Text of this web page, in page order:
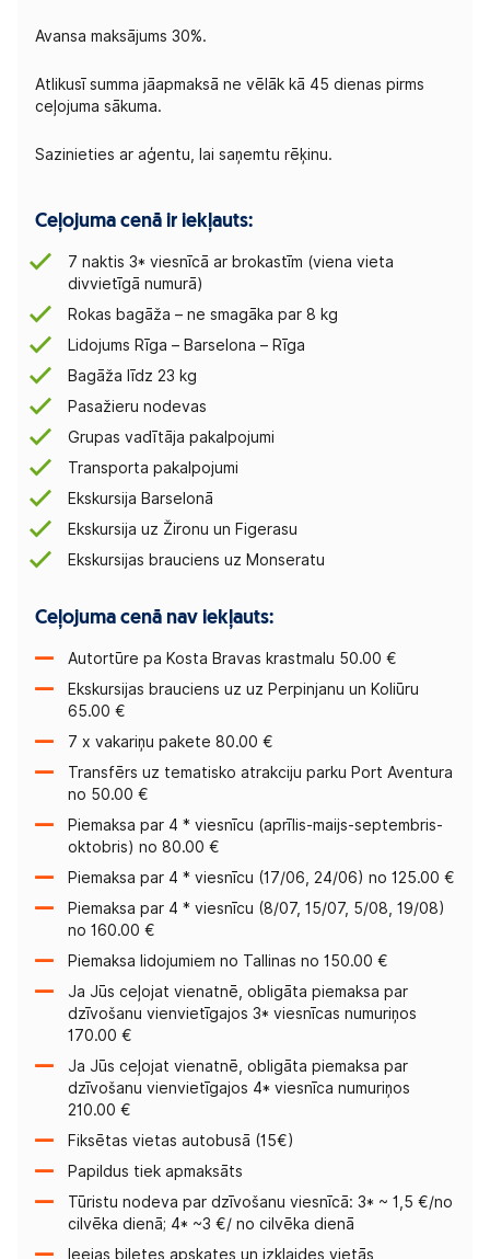
Avansa maksājums 30%.
Atlikusī summa jāapmaksā ne vēlāk kā 45 dienas pirms
ceļojuma sākuma.
Sazinieties ar aģentu, lai saņemtu rēķinu.
Ceļojuma cenā ir iekļauts:
7 naktis 3* viesnīcā ar brokastīm (viena vieta
divvietīgā numurā)
Rokas bagāža – ne smagāka par 8 kg
Lidojums Rīga – Barselona – Rīga
Bagāža līdz 23 kg
Pasažieru nodevas
Grupas vadītāja pakalpojumi
Transporta pakalpojumi
Ekskursija Barselonā
Ekskursija uz Žironu un Figerasu
Ekskursijas brauciens uz Monseratu
Ceļojuma cenā nav iekļauts:
Autortūre pa Kosta Bravas krastmalu 50.00 €
Ekskursijas brauciens uz uz Perpinjanu un Koliūru
65.00 €
7 x vakariņu pakete 80.00 €
Transfērs uz tematisko atrakciju parku Port Aventura
no 50.00 €
Piemaksa par 4 * viesnīcu (aprīlis-maijs-septembris-
oktobris) no 80.00 €
Piemaksa par 4 * viesnīcu (17/06, 24/06) no 125.00 €
Piemaksa par 4 * viesnīcu (8/07, 15/07, 5/08, 19/08)
no 160.00 €
Piemaksa lidojumiem no Tallinas no 150.00 €
Ja Jūs ceļojat vienatnē, obligāta piemaksa par
dzīvošanu vienvietīgajos 3* viesnīcas numuriņos
170.00 €
Ja Jūs ceļojat vienatnē, obligāta piemaksa par
dzīvošanu vienvietīgajos 4* viesnīca numuriņos
210.00 €
Fiksētas vietas autobusā (15€)
Papildus tiek apmaksāts
Tūristu nodeva par dzīvošanu viesnīcā: 3* ~ 1,5 €/no
cilvēka dienā; 4* ~3 €/ no cilvēka dienā
Ieejas biļetes apskates un izklaides vietās